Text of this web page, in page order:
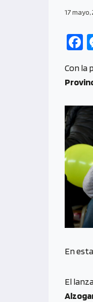
17 mayo,
b
o
o
k
Con la
En
El